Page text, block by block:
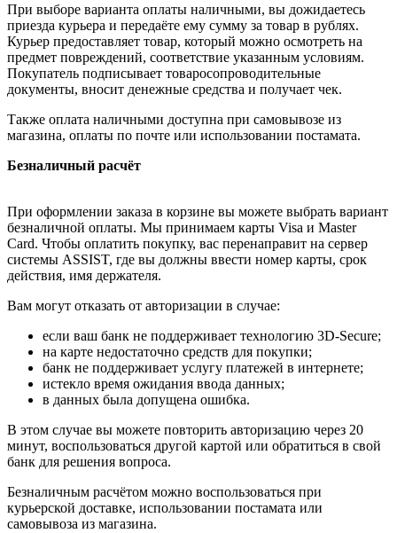
При выборе варианта оплаты наличными, вы дожидаетесь
приезда курьера и передаёте ему сумму за товар в рублях.
Курьер предоставляет товар, который можно осмотреть на
предмет повреждений, соответствие указанным условиям.
Покупатель подписывает товаросопроводительные
документы, вносит денежные средства и получает чек.
Также оплата наличными доступна при самовывозе из
магазина, оплаты по почте или использовании постамата.
Безналичный расчёт
При оформлении заказа в корзине вы можете выбрать вариант
безналичной оплаты. Мы принимаем карты Visa и Master
Card. Чтобы оплатить покупку, вас перенаправит на сервер
системы ASSIST, где вы должны ввести номер карты, срок
действия, имя держателя.
Вам могут отказать от авторизации в случае:
если ваш банк не поддерживает технологию 3D-Secure;
на карте недостаточно средств для покупки;
банк не поддерживает услугу платежей в интернете;
истекло время ожидания ввода данных;
в данных была допущена ошибка.
В этом случае вы можете повторить авторизацию через 20
минут, воспользоваться другой картой или обратиться в свой
банк для решения вопроса.
Безналичным расчётом можно воспользоваться при
курьерской доставке, использовании постамата или
самовывоза из магазина.